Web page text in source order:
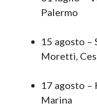
Palermo
15 agosto –
Moretti,
17 agosto –
Marina